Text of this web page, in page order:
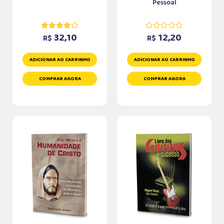
R$ 32,10
ADICIONAR AO CARRINHO
COMPRAR AGORA
Pessoal
R$ 12,20
ADICIONAR AO CARRINHO
COMPRAR AGORA